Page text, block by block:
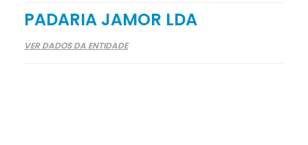
PADARIA JAMOR LDA
VER DADOS DA ENTIDADE